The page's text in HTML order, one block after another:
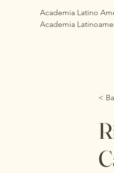
Academia Latino
Academia
<